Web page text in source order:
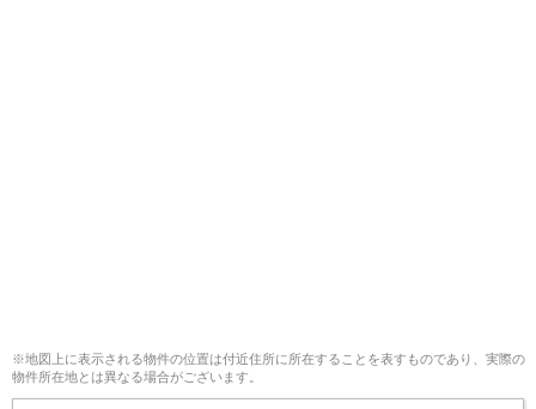
※地図上に表示される物件の位置は付近住所に所在することを表すものであり、実際の
物件所在地とは異なる場合がございます。